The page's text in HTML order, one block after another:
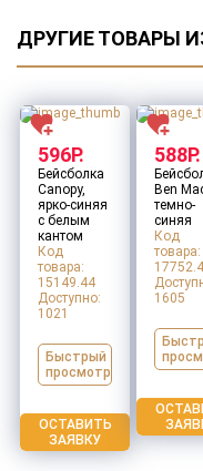
ДРУГИЕ ТОВАРЫ
596Р.
Бейсболка
Canopy,
ярко-синяя
с белым
кантом
Код
товара:
15149.44
Доступно:
1021
Быстрый
просмотр
ОСТАВИТЬ
ЗАЯВКУ
588Р.
Ben
темно-
синяя
Код
товара:
1605
Тираж
Макет
Заполните